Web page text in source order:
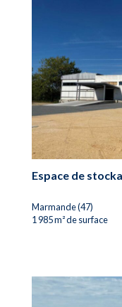
Espace de
Marmande (47)
1 985 m² de surface